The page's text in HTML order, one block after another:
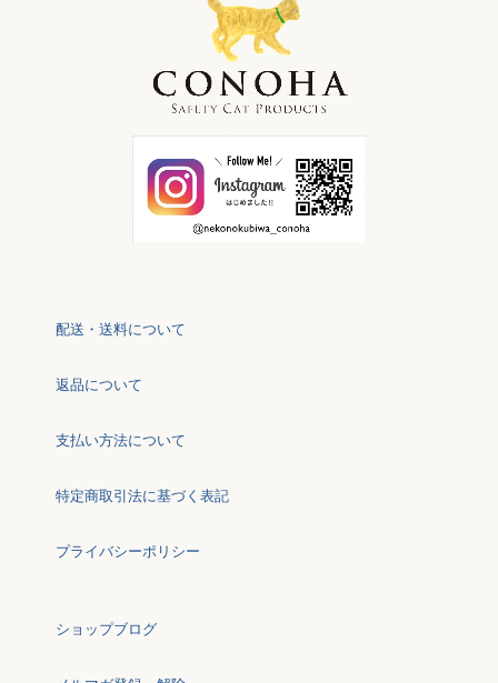
配送・送料について
返品について
支払い方法について
特定商取引法に基づく表記
プライバシーポリシー
ショップブログ